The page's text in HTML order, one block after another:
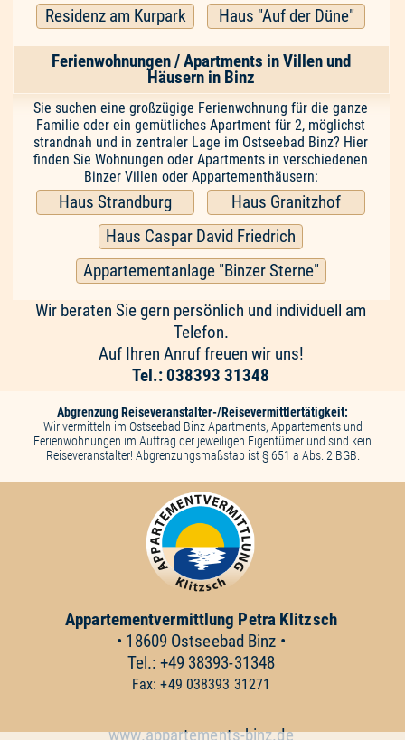
Residenz am Kurpark
Haus "Auf der Düne"
Ferienwohnungen / Apartments in Villen und
Häusern in Binz
Sie suchen eine großzügige Ferienwohnung für die ganze
Familie oder ein gemütliches Apartment für 2, möglichst
strandnah und in zentraler Lage im Ostseebad Binz? Hier
finden Sie Wohnungen oder Apartments in verschiedenen
Binzer Villen oder Appartementhäusern:
Haus Strandburg
Haus Granitzhof
Haus Caspar David Friedrich
Appartementanlage "Binzer Sterne"
Wir beraten Sie gern persönlich und individuell am
Telefon.
Auf Ihren Anruf freuen wir uns!
Tel.: 038393 31348
Abgrenzung Reiseveranstalter-/Reisevermittlertätigkeit:
Wir vermitteln im Ostseebad Binz Apartments, Appartements und
Ferienwohnungen im Auftrag der jeweiligen Eigentümer und sind kein
Reiseveranstalter! Abgrenzungsmaßstab ist § 651 a Abs. 2 BGB.
Appartementvermittlung Petra Klitzsch
• 18609 Ostseebad Binz •
Tel.: +49 38393-31348
Fax: +49 038393 31271
www.appartements-binz.de